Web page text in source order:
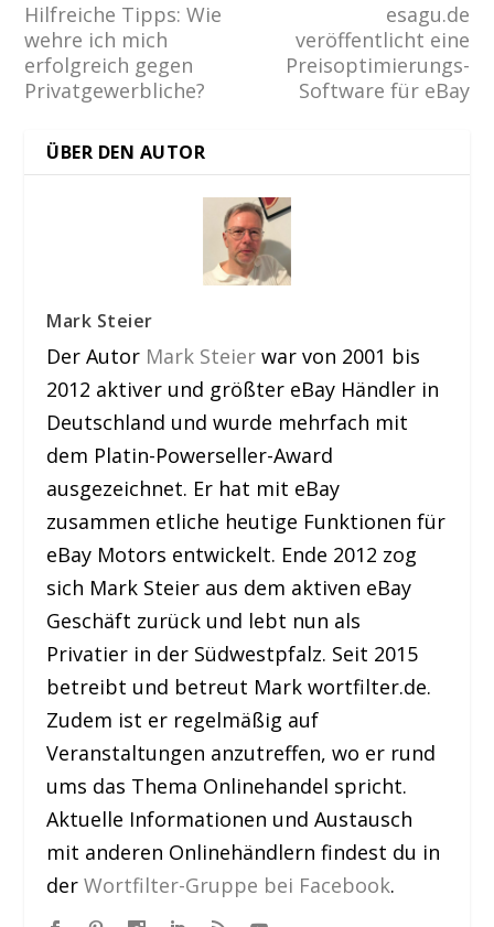
Hilfreiche Tipps: Wie
wehre ich mich
erfolgreich gegen
Privatgewerbliche?
esagu.de
veröffentlicht eine
Preisoptimierungs-
Software für eBay
ÜBER DEN AUTOR
Mark Steier
Der Autor Mark Steier war von 2001 bis
2012 aktiver und größter eBay Händler in
Deutschland und wurde mehrfach mit
dem Platin-Powerseller-Award
ausgezeichnet. Er hat mit eBay
zusammen etliche heutige Funktionen für
eBay Motors entwickelt. Ende 2012 zog
sich Mark Steier aus dem aktiven eBay
Geschäft zurück und lebt nun als
Privatier in der Südwestpfalz. Seit 2015
betreibt und betreut Mark wortfilter.de.
Zudem ist er regelmäßig auf
Veranstaltungen anzutreffen, wo er rund
ums das Thema Onlinehandel spricht.
Aktuelle Informationen und Austausch
mit anderen Onlinehändlern findest du in
derWortfilter-Gruppe bei Facebook.